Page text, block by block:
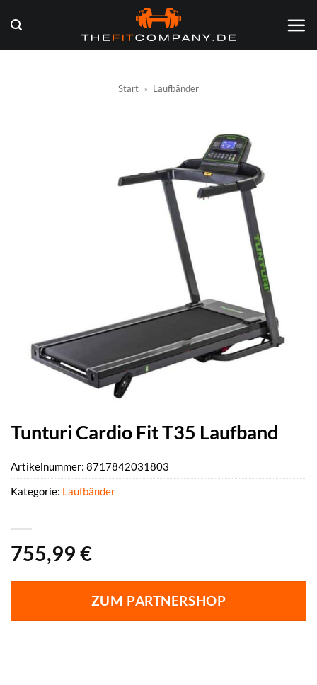
Inhalt
springen
Start » Laufbänder
Tunturi Cardio Fit T35 Laufband
755,99 €
ZUM PARTNERSHOP
Artikelnummer: 8717842031803
Kategorie: Laufbänder